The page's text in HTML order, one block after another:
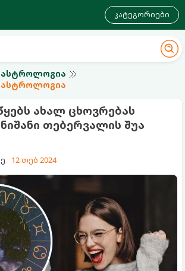
კატეგორიები
ახალ ცხოვრებას
თებერვალის შუა
12 თებ 2024